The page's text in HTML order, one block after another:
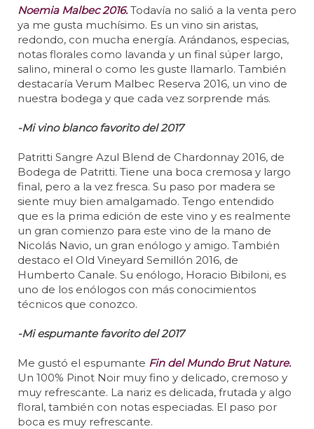
Noemia Malbec 2016.Todavía no salió a la venta pero
ya me gusta muchísimo. Es un vino sin aristas,
redondo, con mucha energía. Arándanos, especias,
notas florales como lavanda y un final súper largo,
salino, mineral o como les guste llamarlo. También
destacaría Verum Malbec Reserva 2016, un vino de
nuestra bodega y que cada vez sorprende más.
-Mi vino blanco favorito del 2017
Patritti Sangre Azul Blend de Chardonnay 2016, de
Bodega de Patritti. Tiene una boca cremosa y largo
final, pero a la vez fresca. Su paso por madera se
siente muy bien amalgamado. Tengo entendido
que es la prima edición de este vino y es realmente
un gran comienzo para este vino de la mano de
Nicolás Navio, un gran enólogo y amigo. También
destaco el Old Vineyard Semillón 2016, de
Humberto Canale. Su enólogo, Horacio Bibiloni, es
uno de los enólogos con más conocimientos
técnicos que conozco.
-Mi espumante favorito del 2017
Me gustó el espumante Fin del Mundo Brut Nature.
Un 100% Pinot Noir muy fino y delicado, cremoso y
muy refrescante. La nariz es delicada, frutada y algo
floral, también con notas especiadas. El paso por
boca es muy refrescante.